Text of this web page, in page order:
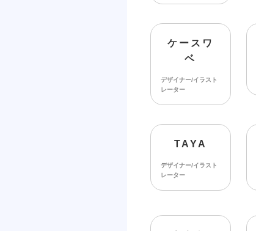
ケースワ
ベ
デザイナー/イラスト
レーター
TAYA
デザイナー/イラスト
レーター